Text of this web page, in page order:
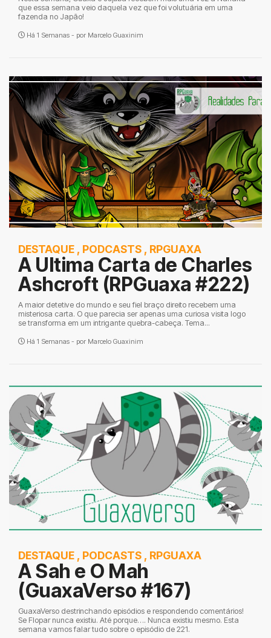
que essa semana veio daquela vez que foi volutuária em uma
fazenda no Japão!
Há 1 Semanas - por Marcelo Guaxinim
DESTAQUE , PODCASTS , RPGUAXA
A Ultima Carta de Charles
Ashcroft (RPGuaxa #222)
A maior detetive do mundo e seu fiel braço direito recebem uma
misteriosa carta. O que parecia ser apenas uma curiosa visita logo
se transforma em um intrigante quebra-cabeça. Tema...
Há 1 Semanas - por Marcelo Guaxinim
DESTAQUE , PODCASTS , RPGUAXA
A Sah e O Mah
(GuaxaVerso #167)
GuaxaVerso destrinchando episódios e respondendo comentários!
Se Flopar nunca existiu. Até porque…. Nunca existiu mesmo. Esta
semana vamos falar tudo sobre o episódio de 221.